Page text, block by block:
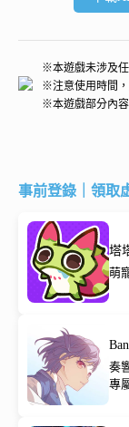
※本遊戲未涉及
※注意使用時間
※本遊戲部分內
事前登錄｜領取
塔
萌
奏
專